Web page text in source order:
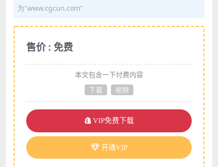
为"www.cgcun.com"
售价 : 免费
本文包含一下付费内容
下载
视频
VIP免费下载
开通VIP